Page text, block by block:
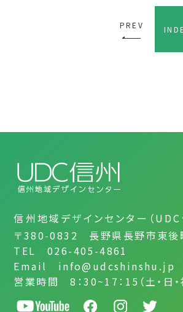
PREV
信州地域デザインセンター（UDC
〒380-0832 長野県長野市東後
TEL 026-405-4861
Email info@udcshinshu.jp
営業時間 8：30~17：15（土・日・